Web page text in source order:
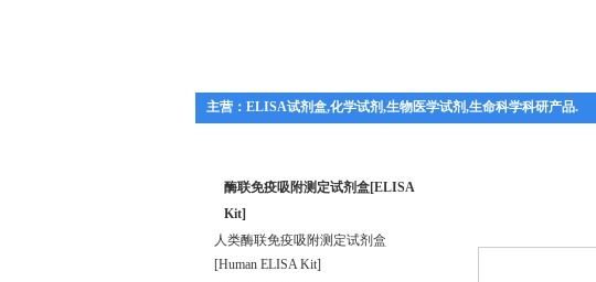
主营：ELISA试剂盒,化学试剂,生物医学试剂,生命科学科研产品.
酶联免疫吸附测定试剂盒[ELISA
Kit]
人类酶联免疫吸附测定试剂盒
[Human ELISA Kit]